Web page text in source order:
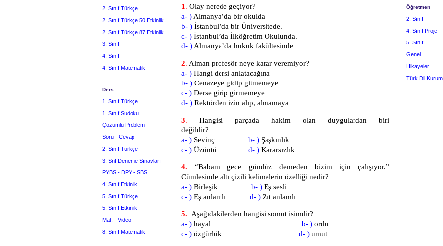
1 . Olay nerede geçiyor?
a- ) Almanya’da bir okulda.
b- ) İstanbul’da bir Üniversitede.
c- ) İstanbul’da İlköğretim Okulunda.
d- ) Almanya’da hukuk fakültesinde
2. Alman profesör neye karar veremiyor?
a- ) Hangi dersi anlatacağına
b- ) Cenazeye gidip gitmemeye
c- ) Derse girip girmemeye
d- ) Rektörden izin alıp, almamaya
3. Hangisi parçada hakim olan duygulardan biri
değildir?
a- ) Sevinç b- ) Şaşkınlık
c- ) Üzüntü d- ) Kararsızlık
4. “Babam gece gündüz demeden bizim için çalışıyor.”
Cümlesinde altı çizili kelimelerin özelliği nedir?
a- ) Birleşik b- ) Eş sesli
c- ) Eş anlamlı d- ) Zıt anlamlı
5. Aşağıdakilerden hangisi somut isimdir?
a- ) hayal b- ) ordu
c- ) özgürlük d- ) umut
2. Sınıf Türkçe
2. Sınıf Türkçe 50 Etkinlik
2. Sınıf Türkçe 87 Etkinlik
3. Sınıf
4. Sınıf
4. Sınıf Matematik
Ders
1. Sınıf Türkçe
1. Sınıf Sudoku
Çözümlü Problem
Soru - Cevap
2. Sınıf Türkçe
3. Snf Deneme Sınavları
PYBS - DPY - SBS
4. Sınıf Etkinlik
5. Sınıf Türkçe
5. Sınıf Etkinlik
Mat. - Video
8. Sınıf Matematik
Öğretmen
2. Sınıf
4. Sınıf Proje
5. Sınıf
Genel
Hikayeler
Türk Dil